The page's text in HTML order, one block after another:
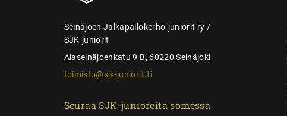
Seinäjoen Jalkapallokerho-juniorit ry /
SJK-juniorit
Alaseinäjoenkatu 9 B, 60220 Seinäjoki
toimisto@sjk-juniorit.fi
Seuraa SJK-junioreita somessa